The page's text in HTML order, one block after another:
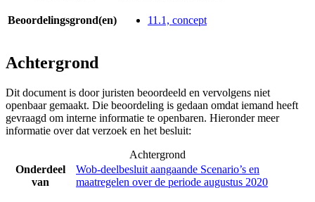
Beoordelingsgrond(en) 11.1, concept
Achtergrond
Dit document is door juristen beoordeeld en vervolgens niet
openbaar gemaakt. Die beoordeling is gedaan omdat iemand heeft
gevraagd om interne informatie te openbaren. Hieronder meer
informatie over dat verzoek en het besluit:
Achtergrond
Onderdeel
van
Wob-deelbesluit aangaande Scenario’s en
maatregelen over de periode augustus 2020